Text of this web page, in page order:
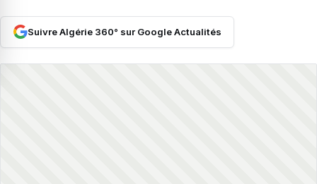
Suivre Algérie 360° sur Google Actualités